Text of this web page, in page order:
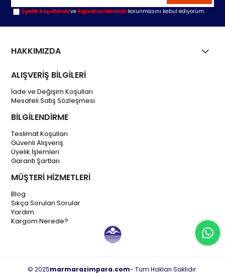
Üyelik koşullarını ve kişisel verilerimin korunmasını kabul ediyorum.
HAKKIMIZDA
ALIŞVERİŞ BİLGİLERİ
İade ve Değişim Koşulları
Mesafeli Satış Sözleşmesi
BİLGİLENDİRME
Teslimat Koşulları
Güvenli Alışveriş
Üyelik İşlemleri
Garanti Şartları
MÜŞTERİ HİZMETLERİ
Blog
Sıkça Sorulan Sorular
Yardım
Kargom Nerede?
© 2025marmarazimpara.com- Tüm Hakları Saklıdır.